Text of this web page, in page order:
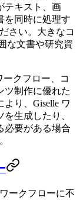
テキスト、画
を同時に処理す
さい。大きなコ
な文書や研究資
ークフロー、コ
ツ制作に優れた
り、Giselle ワ
生成したり、
必要がある場合
ークフローに不